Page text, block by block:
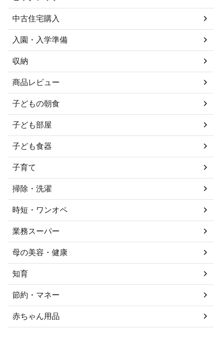
中古住宅購入
入園・入学準備
収納
商品レビュー
子どもの朝食
子ども部屋
子ども食器
子育て
掃除・洗濯
時短・ワンオペ
業務スーパー
母の美容・健康
知育
節約・マネー
赤ちゃん用品